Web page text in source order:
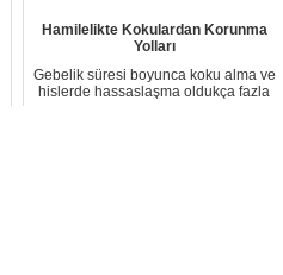
Hamilelikte Kokulardan Korunma
Yolları
Gebelik süresi boyunca koku alma ve
hislerde hassaslaşma oldukça fazla